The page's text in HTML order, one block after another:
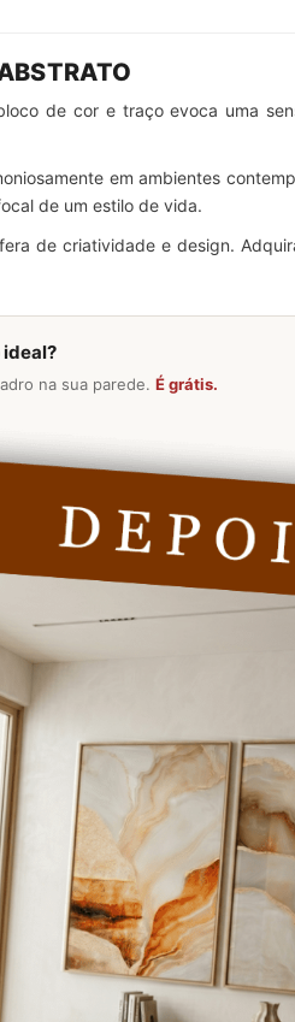
de cor e traço evoca uma
em ambientes
de um estilo de vida.
de criatividade e design.
na sua parede. É grátis.